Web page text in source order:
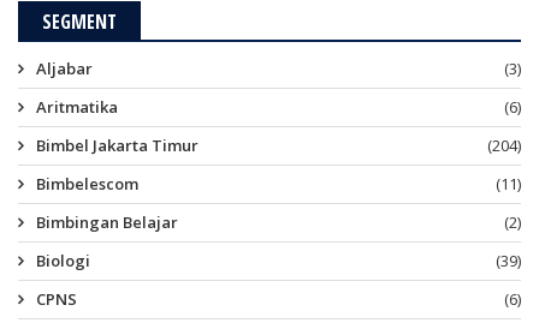
SEGMENT
Aljabar
(3)
Aritmatika
(6)
Bimbel Jakarta Timur
(204)
Bimbelescom
(11)
Bimbingan Belajar
(2)
Biologi
(39)
CPNS
(6)